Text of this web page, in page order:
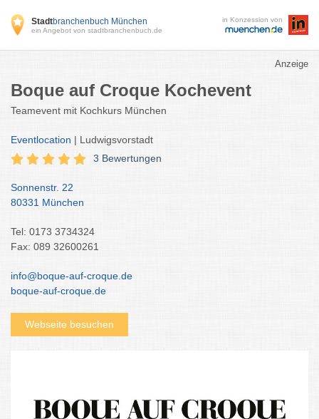
Stadtbranchenbuch München
ein Angebot von stadtbranchenbuch.de
in Konzession von
Anzeige
Boque auf Croque Kochevent
Teamevent mit Kochkurs München
Eventlocation | Ludwigsvorstadt
3 Bewertungen
Sonnenstr. 22
80331 München
Tel: 0173 3734324
Fax: 089 32600261
info@boque-auf-croque.de
boque-auf-croque.de
Webseite besuchen